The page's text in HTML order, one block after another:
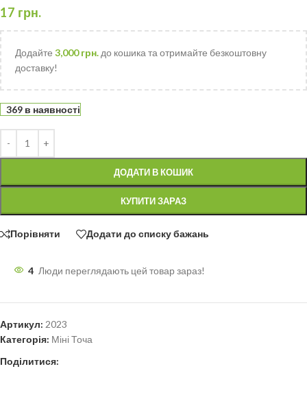
17 грн.
Додайте 3,000грн. до кошика та отримайте безкоштовну
доставку!
369 в наявності
ДОДАТИ В КОШИК
КУПИТИ ЗАРАЗ
Порівняти Додати до списку бажань
4 Люди переглядають цей товар зараз!
Артикул: 2023
Категорія: Міні Точа
Поділитися: